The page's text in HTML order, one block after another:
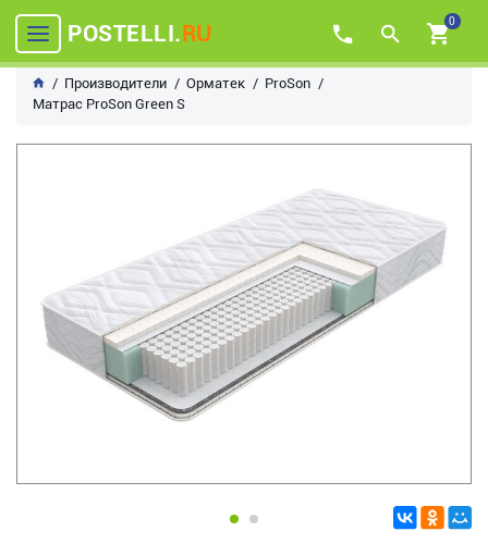
POSTELLI.RU 0
Производители Орматек
ProSon
Матрас ProSon Green S